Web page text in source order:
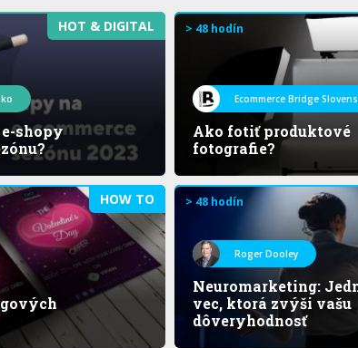
HOT & DIGITAL
shopy
> 48 hodín
Ecommerce Bridge
Ako fotiť produktové
fotografie?
HOW TO > 48 hodín
Roger Dooley
Neuromarketing:
vec, ktorá zvýši vašu
dôveryhodnosť